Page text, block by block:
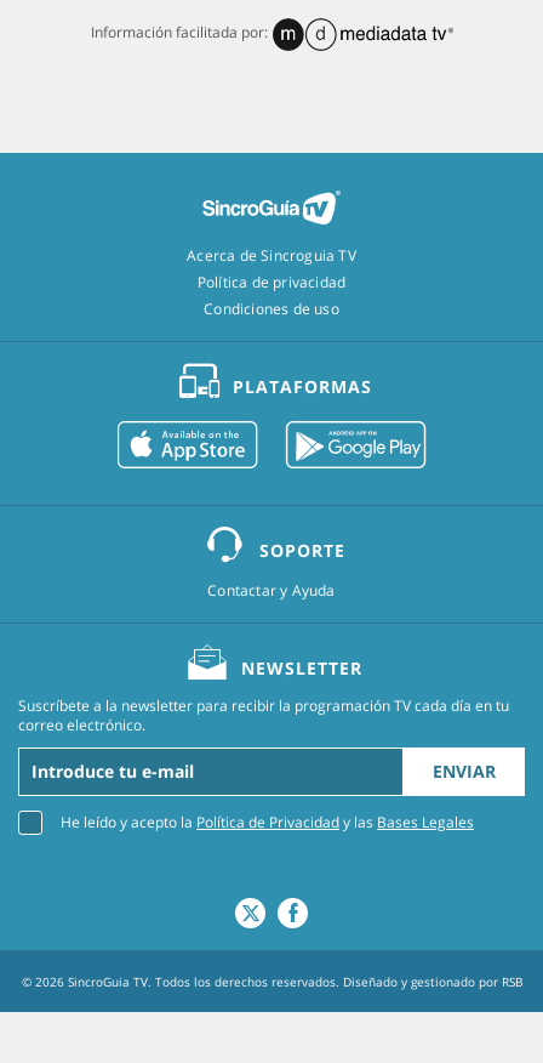
Información facilitada por:
Acerca de Sincroguia TV
Política de privacidad
Condiciones de uso
PLATAFORMAS
SOPORTE
Contactar y Ayuda
NEWSLETTER
Suscríbete a la newsletter para recibir la programación TV cada día en tu
correo electrónico.
ENVIAR
He leído y acepto la Política de Privacidady las Bases Legales
© 2026 SincroGuia TV. Todos los derechos reservados. Diseñado y gestionado por RSB